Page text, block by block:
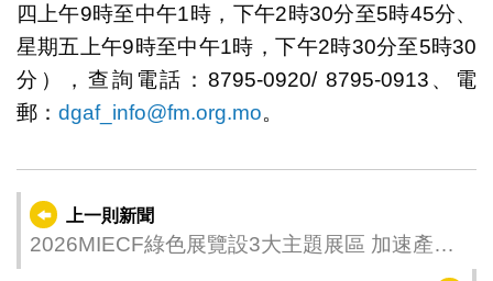
四上午9時至中午1時，下午2時30分至5時45分、
星期五上午9時至中午1時，下午2時30分至5時30
分），查詢電話：8795-0920/ 8795-0913、電
郵： dgaf_info@fm.org.mo。
上一則新聞
2026MIECF綠色展覽設3大主題展區 加速產業